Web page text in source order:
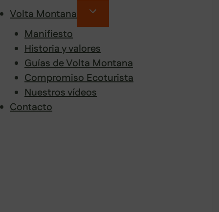
Volta Montana
Manifiesto
Historia y valores
Guías de Volta Montana
Compromiso Ecoturista
Nuestros vídeos
Contacto